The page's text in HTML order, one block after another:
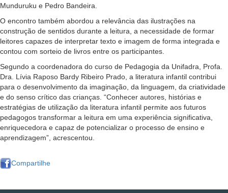
Munduruku e Pedro Bandeira.
O encontro também abordou a relevância das ilustrações na
construção de sentidos durante a leitura, a necessidade de formar
leitores capazes de interpretar texto e imagem de forma integrada e
contou com sorteio de livros entre os participantes.
Segundo a coordenadora do curso de Pedagogia da Unifadra, Profa.
Dra. Lívia Raposo Bardy Ribeiro Prado, a literatura infantil contribui
para o desenvolvimento da imaginação, da linguagem, da criatividade
e do senso crítico das crianças. “Conhecer autores, histórias e
estratégias de utilização da literatura infantil permite aos futuros
pedagogos transformar a leitura em uma experiência significativa,
enriquecedora e capaz de potencializar o processo de ensino e
aprendizagem”, acrescentou.
Compartilhe